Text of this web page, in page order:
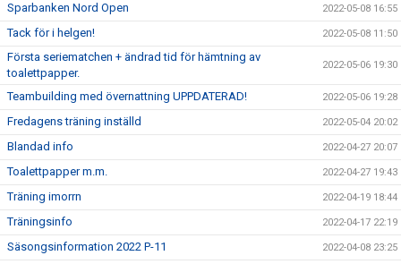
Sparbanken Nord Open 2022-05-08 16:55
Tack för i helgen! 2022-05-08 11:50
Första seriematchen + ändrad tid för hämtning av
toalettpapper.
2022-05-06 19:30
Teambuilding med övernattning UPPDATERAD! 2022-05-06 19:28
Fredagens träning inställd 2022-05-04 20:02
Blandad info 2022-04-27 20:07
Toalettpapper m.m. 2022-04-27 19:43
Träning imorrn 2022-04-19 18:44
Träningsinfo 2022-04-17 22:19
Säsongsinformation 2022 P-11 2022-04-08 23:25